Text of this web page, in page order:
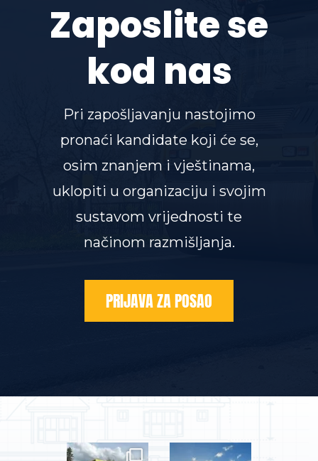
Zaposlite se
kod nas
Pri zapošljavanju nastojimo
pronaći kandidate koji će se,
osim znanjem i vještinama,
uklopiti u organizaciju i svojim
sustavom vrijednosti te
načinom razmišljanja.
PRIJAVA ZA POSAO